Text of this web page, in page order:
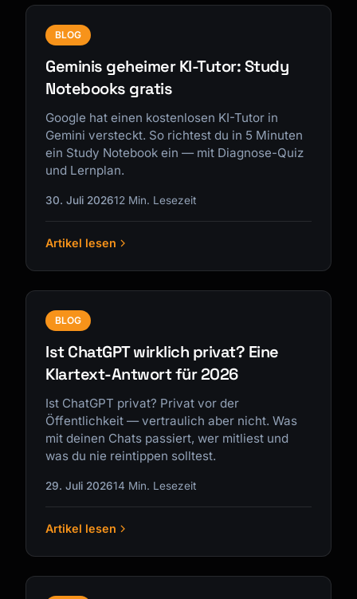
BLOG
Geminis geheimer KI-Tutor: Study
Notebooks gratis
Google hat einen kostenlosen KI-Tutor in
Gemini versteckt. So richtest du in 5 Minuten
ein Study Notebook ein — mit Diagnose-Quiz
und Lernplan.
30. Juli 202612 Min. Lesezeit
Artikel lesen
BLOG
Ist ChatGPT wirklich privat? Eine
Klartext-Antwort für 2026
Ist ChatGPT privat? Privat vor der
Öffentlichkeit — vertraulich aber nicht. Was
mit deinen Chats passiert, wer mitliest und
was du nie reintippen solltest.
29. Juli 202614 Min. Lesezeit
Artikel lesen